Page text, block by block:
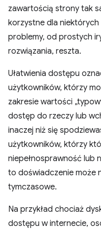
zawartością strony tak
korzystne dla
problemy, od prostych
rozwiązania, reszta.
Ułatwienia dostępu
użytkowników, którzy
zakresie wartości
dostęp do rzeczy lub
inaczej niż się
użytkowników, którzy
niepełnosprawność lub
to doświadczenie może
tymczasowe.
Na przykład chociaż
dostępu w internecie,